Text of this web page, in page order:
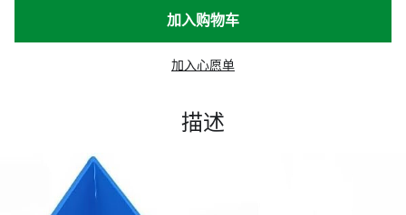
加入购物车
加入心愿单
描述